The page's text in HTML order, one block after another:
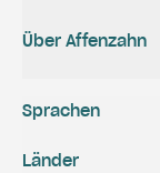
Über Affenzahn
Sprachen
Länder